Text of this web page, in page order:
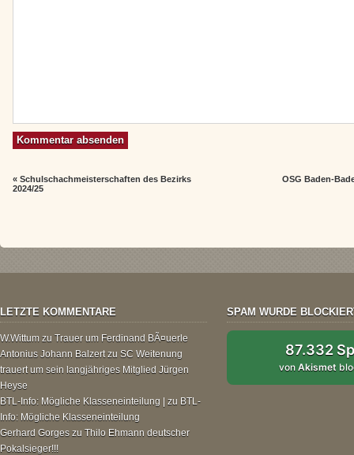
«Schulschachmeisterschaften des Bezirks
2024/25
OSG Baden-
LETZTE KOMMENTARE
W.Wittum zu Trauer um Ferdinand BÃ¤uerle
Antonius Johann Balzertzu SC Weitenung
trauert um sein langjähriges Mitglied Jürgen
Heyse
BTL-Info: Mögliche Klasseneinteilung | zu BTL-
Info: Mögliche Klasseneinteilung
Gerhard Gorges zu Thilo Ehmann deutscher
Pokalsieger!!!
SPAM WURDE
87.332
vonAkismet